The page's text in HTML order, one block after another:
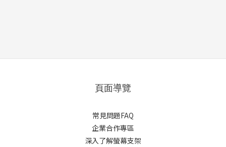
頁面導覽
常見問題FAQ
企業合作專區
深入了解螢幕支架